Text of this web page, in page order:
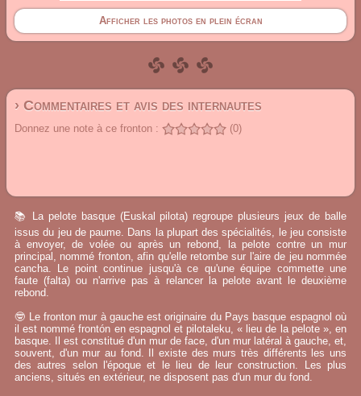
Afficher les photos en plein écran
› Commentaires et avis des internautes
Donnez une note à ce fronton : (0)
📚 La pelote basque (Euskal pilota) regroupe plusieurs jeux de balle
issus du jeu de paume. Dans la plupart des spécialités, le jeu consiste
à envoyer, de volée ou après un rebond, la pelote contre un mur
principal, nommé fronton, afin qu'elle retombe sur l'aire de jeu nommée
cancha. Le point continue jusqu'à ce qu'une équipe commette une
faute (falta) ou n'arrive pas à relancer la pelote avant le deuxième
rebond.
🤓 Le fronton mur à gauche est originaire du Pays basque espagnol où
il est nommé frontón en espagnol et pilotaleku, « lieu de la pelote », en
basque. Il est constitué d'un mur de face, d'un mur latéral à gauche, et,
souvent, d'un mur au fond. Il existe des murs très différents les uns
des autres selon l'époque et le lieu de leur construction. Les plus
anciens, situés en extérieur, ne disposent pas d'un mur du fond.